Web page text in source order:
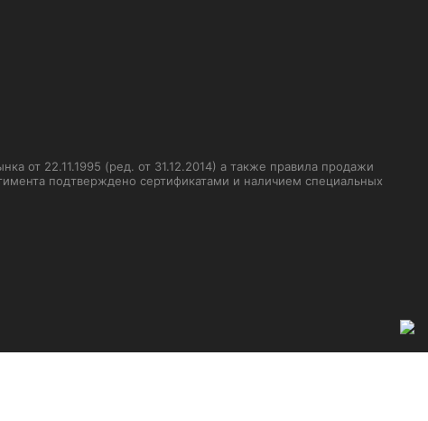
от 22.11.1995 (ред. от 31.12.2014) а также правила продажи
подтверждено сертификатами и наличием специальных